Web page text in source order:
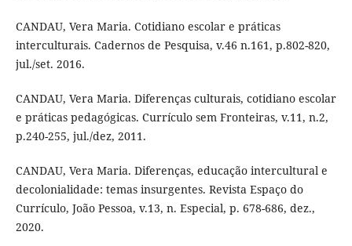
CANDAU, Vera Maria. Cotidiano escolar e práticas
interculturais. Cadernos de Pesquisa, v.46 n.161, p.802-820,
jul./set. 2016.
CANDAU, Vera Maria. Diferenças culturais, cotidiano escolar
e práticas pedagógicas. Currículo sem Fronteiras, v.11, n.2,
p.240-255, jul./dez, 2011.
CANDAU, Vera Maria. Diferenças, educação intercultural e
decolonialidade: temas insurgentes. Revista Espaço do
Currículo, João Pessoa, v.13, n. Especial, p. 678-686, dez.,
2020.